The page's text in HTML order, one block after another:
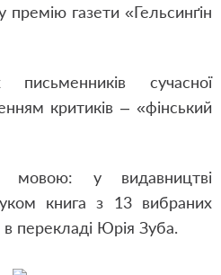
газети «Гельсинґін
сучасної
критиків – «фінський
мовою: у видавництві
книга з 13 вибраних
перекладі Юрія Зуба.